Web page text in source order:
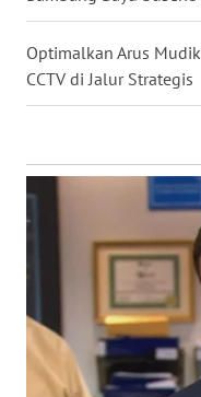
Optimalkan Arus
CCTV di Jalur Strategis
WN
MALUKU
WN
WN
DANAU
TOBA